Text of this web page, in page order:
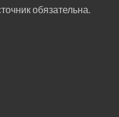
обязательна.